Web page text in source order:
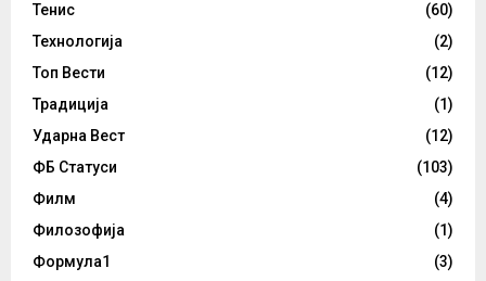
Тенис
(60)
Технологија
(2)
Топ Вести
(12)
Традиција
(1)
Ударна Вест
(12)
ФБ Статуси
(103)
Филм
(4)
Филозофија
(1)
Формула1
(3)